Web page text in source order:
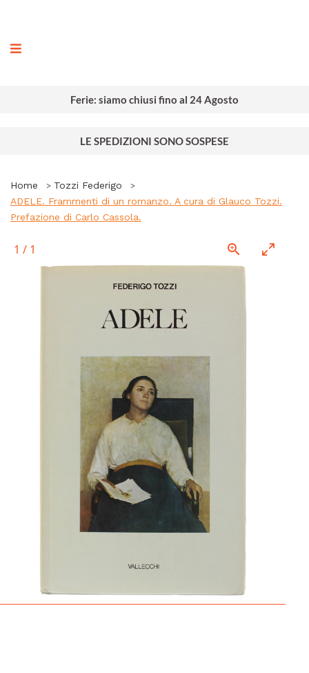
Ferie: siamo chiusi fino al 24 Agosto
LE SPEDIZIONI SONO SOSPESE
Home
Tozzi Federigo
ADELE. Frammenti di un romanzo. A cura di Glauco Tozzi.
Prefazione di Carlo Cassola.
1 / 1